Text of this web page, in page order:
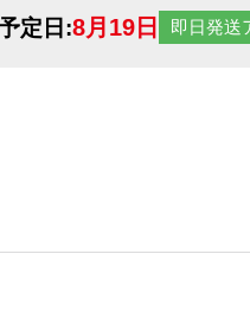
定日:8月19日 即日発送